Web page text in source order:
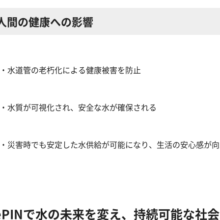
間の健康への影響
水道管の老朽化による健康被害を防止
水質が可視化され、安全な水が確保される
災害時でも安定した水供給が可能になり、生活の安心感が
で水の未来を変え、持続可能な社